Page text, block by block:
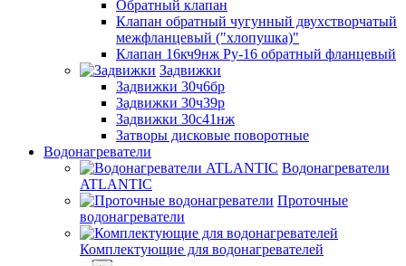
Обратный клапан
Клапан обратный чугунный двухстворчатый
межфланцевый ("хлопушка)"
Клапан 16кч9нж Ру-16 обратный фланцевый
Задвижки
Задвижки 30ч6бр
Задвижки 30ч39р
Задвижки 30с41нж
Затворы дисковые поворотные
Водонагреватели
Водонагреватели
ATLANTIC
Проточные
водонагреватели
Комплектующие для водонагревателей